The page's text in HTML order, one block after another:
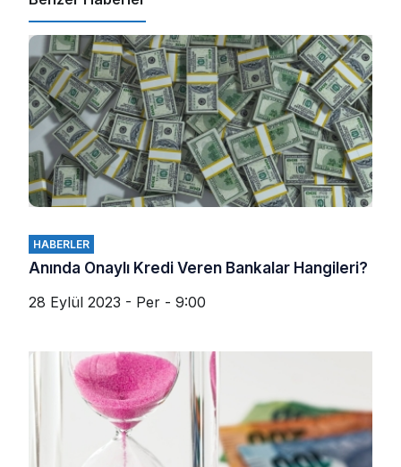
HABERLER
Anında Onaylı Kredi Veren Bankalar Hangileri?
28 Eylül 2023 - Per - 9:00